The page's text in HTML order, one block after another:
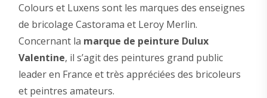
Colours et Luxens sont les marques des enseignes
de bricolage Castorama et Leroy Merlin.
Concernant la marque de peinture Dulux
Valentine, il s’agit des peintures grand public
leader en France et très appréciées des bricoleurs
et peintres amateurs.